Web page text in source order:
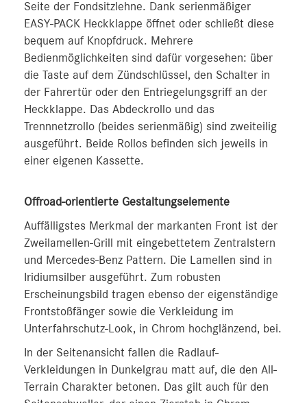
Seite der Fondsitzlehne. Dank serienmäßiger
EASY-PACK Heckklappe öffnet oder schließt diese
bequem auf Knopfdruck. Mehrere
Bedienmöglichkeiten sind dafür vorgesehen: über
die Taste auf dem Zündschlüssel, den Schalter in
der Fahrertür oder den Entriegelungsgriff an der
Heckklappe. Das Abdeckrollo und das
Trennnetzrollo (beides serienmäßig) sind zweiteilig
ausgeführt. Beide Rollos befinden sich jeweils in
einer eigenen Kassette.
Offroad-orientierte Gestaltungselemente
Auffälligstes Merkmal der markanten Front ist der
Zweilamellen-Grill mit eingebettetem Zentralstern
und Mercedes-Benz Pattern. Die Lamellen sind in
Iridiumsilber ausgeführt. Zum robusten
Erscheinungsbild tragen ebenso der eigenständige
Frontstoßfänger sowie die Verkleidung im
Unterfahrschutz-Look, in Chrom hochglänzend, bei.
In der Seitenansicht fallen die Radlauf-
Verkleidungen in Dunkelgrau matt auf, die den All-
Terrain Charakter betonen. Das gilt auch für den